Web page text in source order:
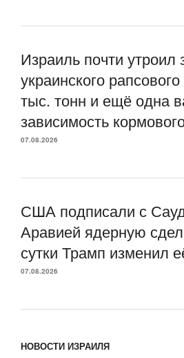
Израиль почти утроил
украинского
тыс. тонн и ещё одна
зависимость
07.08.2026
США подписали с
Аравией ядерную
сутки Трамп изменил
07.08.2026
НОВОСТИ ИЗРАИЛЯ